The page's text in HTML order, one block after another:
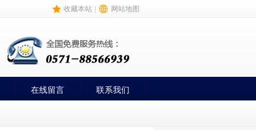
收藏本站 网站地图
在线留言 联系我们